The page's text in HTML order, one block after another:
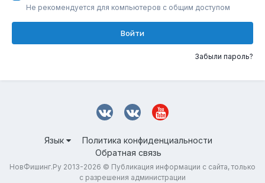
Не рекомендуется для компьютеров с общим доступом
Войти
Забыли пароль?
Язык
Политика конфиденциальности
Обратная связь
НовФишинг.Ру 2013-2026 © Публикация информации с сайта, только
с разрешения администрации